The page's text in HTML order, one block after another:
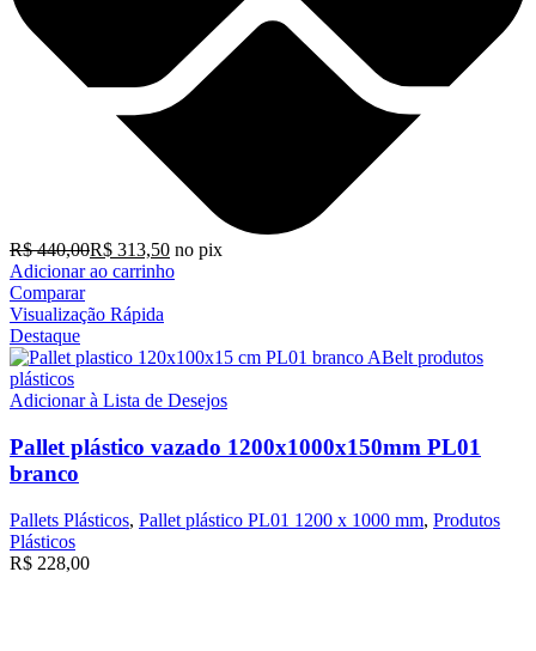
R$440,00R$ 313,50 no pix
Adicionar ao carrinho
Comparar
Visualização Rápida
Destaque
Adicionar à Lista de Desejos
Pallet plástico vazado 1200x1000x150mm PL01
branco
Pallets Plásticos, Pallet plástico PL01 1200 x 1000 mm, Produtos
Plásticos
R$ 228,00